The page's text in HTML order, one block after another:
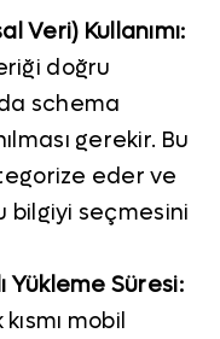
Veri) Kullanımı:
doğru
schema
gerekir. Bu
eder ve
bilgiyi seçmesini
Yükleme Süresi:
mobil